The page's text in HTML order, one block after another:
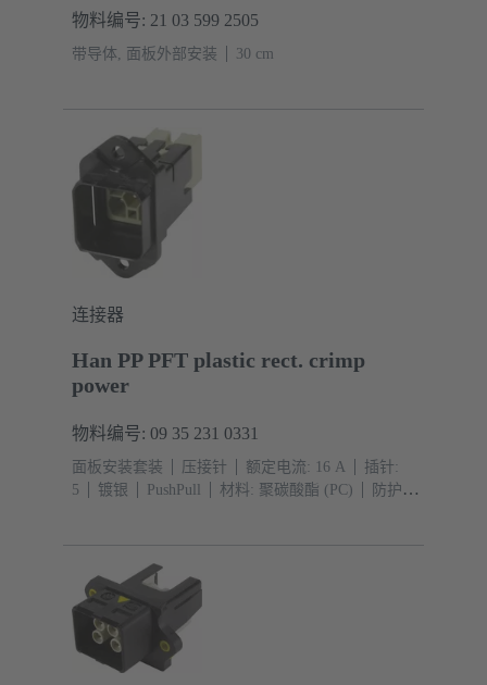
物料编号: 21 03 599 2505
带导体, 面板外部安装 ‌30 cm
连接器
Han PP PFT plastic rect. crimp
power
物料编号: 09 35 231 0331
面板安装套装 压接针 额定电流: ‌16 A
插针:
5
镀银 PushPull 材料: 聚碳酸酯 (PC)
防护等